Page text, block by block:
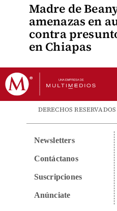
Madre de
amenazas en
contra
en Chiapas
DERECHOS
Newsletters
Contáctanos
Suscripciones
Anúnciate